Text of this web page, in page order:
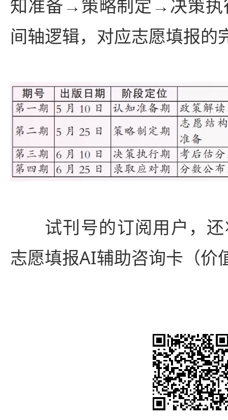
知准备→策略制定→决策执
间轴逻辑，对应志愿填报的
试刊号的订阅用户，
志愿填报AI辅助咨询卡（价